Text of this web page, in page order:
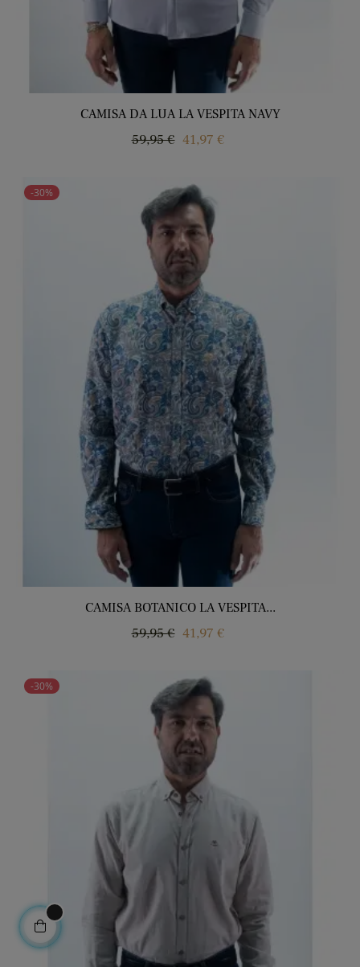
CAMISA DA LUA LA VESPITA NAVY
Regular
59,95 € Price
41,97 €
-30%
CAMISA BOTANICO LA VESPITA...
Regular
59,95 € Price
41,97 €
-30%